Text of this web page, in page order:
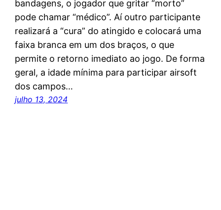
bandagens, o jogador que gritar “morto”
pode chamar “médico”. Aí outro participante
realizará a “cura” do atingido e colocará uma
faixa branca em um dos braços, o que
permite o retorno imediato ao jogo. De forma
geral, a idade mínima para participar airsoft
dos campos…
julho 13, 2024